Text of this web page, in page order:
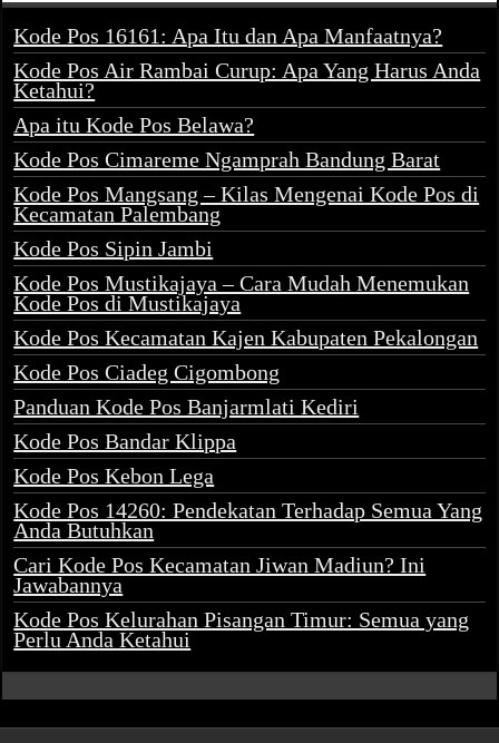
Kode Pos 16161: Apa Itu dan Apa Manfaatnya?
Kode Pos Air Rambai Curup: Apa Yang Harus Anda
Ketahui?
Apa itu Kode Pos Belawa?
Kode Pos Cimareme Ngamprah Bandung Barat
Kode Pos Mangsang – Kilas Mengenai Kode Pos di
Kecamatan Palembang
Kode Pos Sipin Jambi
Kode Pos Mustikajaya – Cara Mudah Menemukan
Kode Pos di Mustikajaya
Kode Pos Kecamatan Kajen Kabupaten Pekalongan
Kode Pos Ciadeg Cigombong
Panduan Kode Pos Banjarmlati Kediri
Kode Pos Bandar Klippa
Kode Pos Kebon Lega
Kode Pos 14260: Pendekatan Terhadap Semua Yang
Anda Butuhkan
Cari Kode Pos Kecamatan Jiwan Madiun? Ini
Jawabannya
Kode Pos Kelurahan Pisangan Timur: Semua yang
Perlu Anda Ketahui